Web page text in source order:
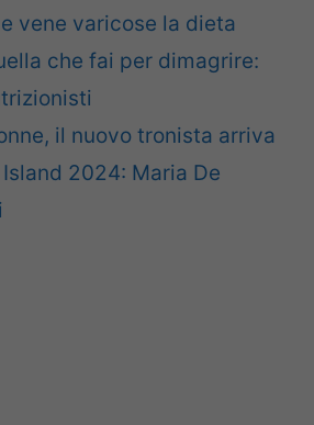
vene varicose la dieta
che fai per dimagrire:
il nuovo tronista arriva
2024: Maria De